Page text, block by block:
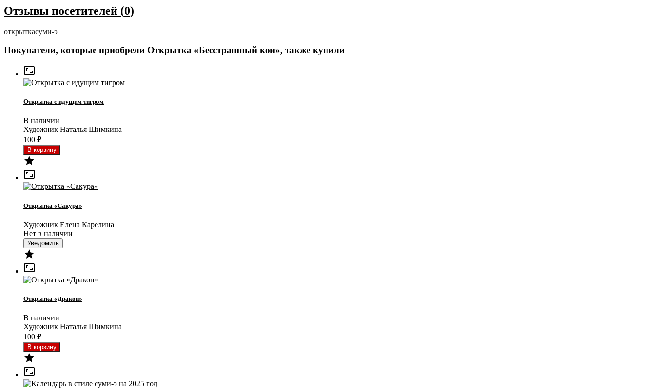
Отзывы посетителей (0)
открыткасуми-э
Покупатели, которые приобрели Открытка «Бесстрашный кои», также купили

Открытка с идущим тигром
В наличии
Художник Наталья Шимкина
100 ₽


Открытка «Сакура»
Художник Елена Карелина
Нет в наличии
Уведомить


Открытка «Дракон»
В наличии
Художник Наталья Шимкина
100 ₽

